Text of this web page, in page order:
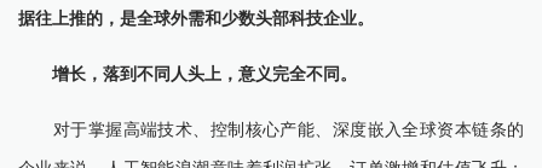
据往上推的，是全球外需和少数头部科技企业。
增长，落到不同人头上，意义完全不同。
对于掌握高端技术、控制核心产能、深度嵌入全球资本链条的